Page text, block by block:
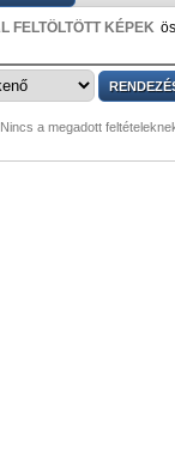
FELTÖLTÖTT KÉPEK
Nincs a megadott